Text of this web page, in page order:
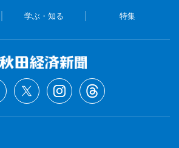
学ぶ・知る 特集